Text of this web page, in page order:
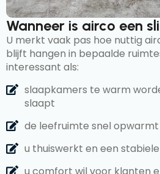
Wanneer is airco een
U merkt vaak pas hoe nuttig
blijft hangen in bepaalde
interessant als:
slaapkamers te warm
slaapt
de leefruimte snel
u thuiswerkt en een
u comfort wil voor klanten